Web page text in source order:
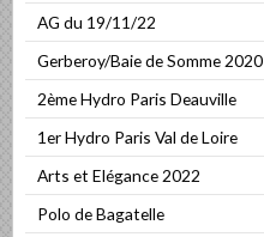
AG du 19/11/22
Gerberoy/Baie de Somme 2020
2ème Hydro Paris Deauville
1er Hydro Paris Val de Loire
Arts et Elégance 2022
Polo de Bagatelle